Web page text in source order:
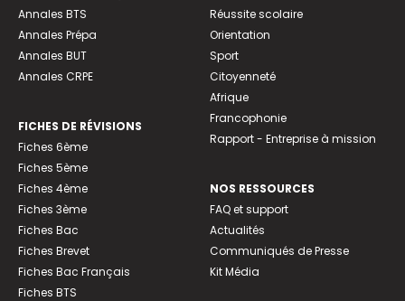
Annales BTS
Annales Prépa
Annales BUT
Annales CRPE
FICHES DE RÉVISIONS
Fiches 6ème
Fiches 5ème
Fiches 4ème
Fiches 3ème
Fiches Bac
Fiches Brevet
Fiches Bac Français
Fiches BTS
Réussite scolaire
Orientation
Sport
Citoyenneté
Afrique
Francophonie
Rapport - Entreprise à mission
NOS RESSOURCES
FAQ et support
Actualités
Communiqués de Presse
Kit Média